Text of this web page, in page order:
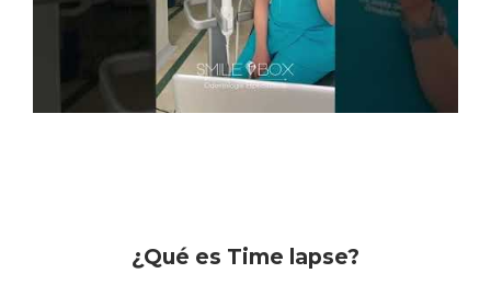
¿Qué es Time lapse?